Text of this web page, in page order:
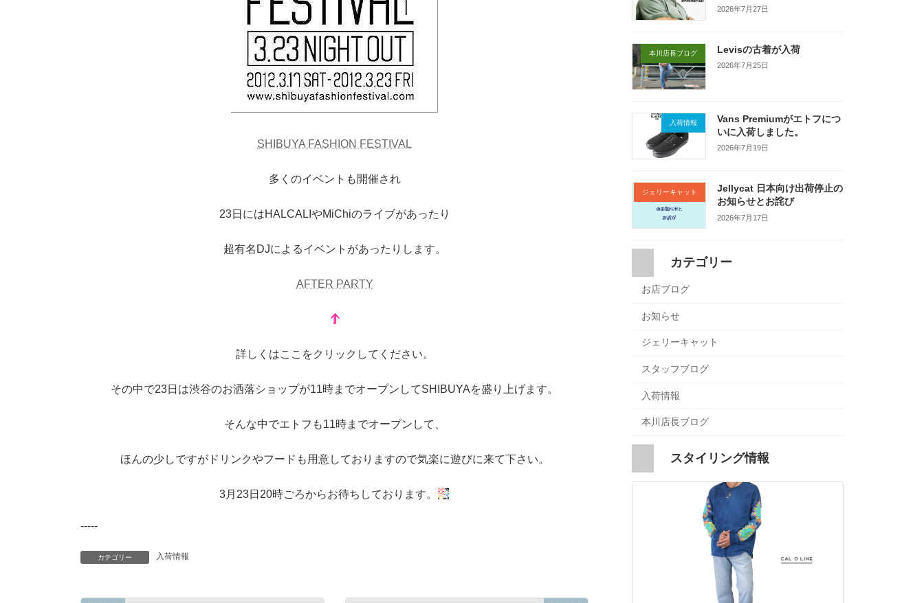
SHIBUYA FASHION FESTIVAL
多くのイベントも開催され
23日にはHALCALIやMiChiのライブがあったり
超有名DJによるイベントがあったりします。
AFTER PARTY
詳しくはここをクリックしてください。
その中で23日は渋谷のお洒落ショップが11時までオープンしてSHIBUYAを盛り上げます。
そんな中でエトフも11時までオープンして、
ほんの少しですがドリンクやフードも用意しておりますので気楽に遊びに来て下さい。
3月23日20時ごろからお待ちしております。
-----
カテゴリー 入荷情報
2026年7月27日
本川店長ブログ Levisの古着が入荷
2026年7月25日
入荷情報
Vans Premiumがエトフにつ
いに入荷しました。
2026年7月19日
ジェリーキャット
Jellycat 日本向け出荷停止の
お知らせとお詫び
2026年7月17日
カテゴリー
お店ブログ
お知らせ
ジェリーキャット
スタッフブログ
入荷情報
本川店長ブログ
スタイリング情報